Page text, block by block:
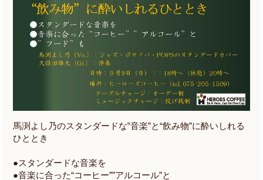
馬渕よし乃のスタンダードな‟音楽”と“飲み物”に酔いしれる
ひととき
●スタンダードな音楽を
●音楽に合った“コーヒー””アルコール”と